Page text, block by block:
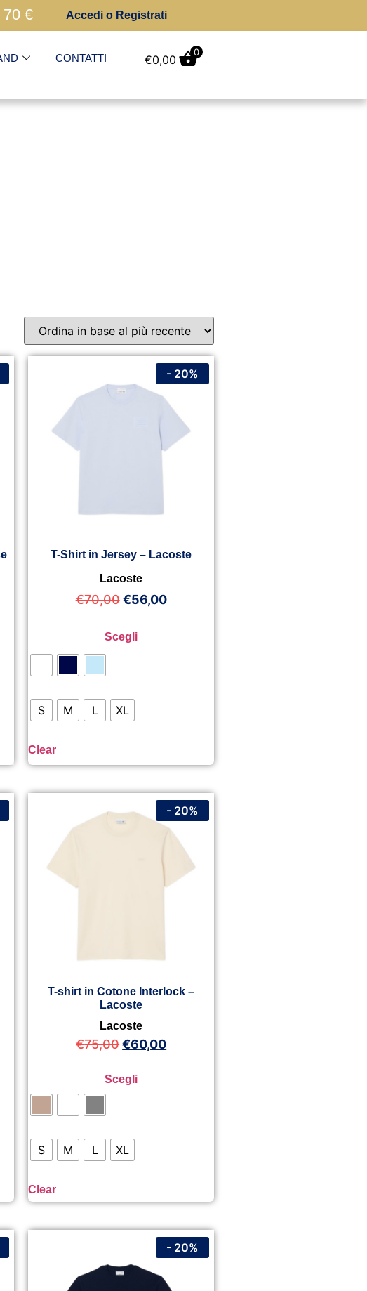
€ Accedi o Registrati
CONTATTI €0,00
0
T-Shirt in Jersey – Lacoste
Lacoste
€70,00 €56,00
Scegli
S M L XL
Clear
- 20%
T-shirt in Cotone Interlock –
Lacoste
Lacoste
€75,00€60,00
Scegli
S M L XL
Clear
- 20%
- 20%